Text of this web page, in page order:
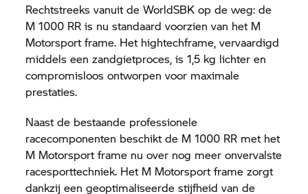
Rechtstreeks vanuit de WorldSBK op de weg: de
M 1000 RR is nu standaard voorzien van het M
Motorsport frame. Het hightechframe, vervaardigd
middels een zandgietproces, is 1,5 kg lichter en
compromisloos ontworpen voor maximale
prestaties.
Naast de bestaande professionele
racecomponenten beschikt de M 1000 RR met het
M Motorsport frame nu over nog meer onvervalste
racesporttechniek. Het M Motorsport frame zorgt
dankzij een geoptimaliseerde stijfheid van de